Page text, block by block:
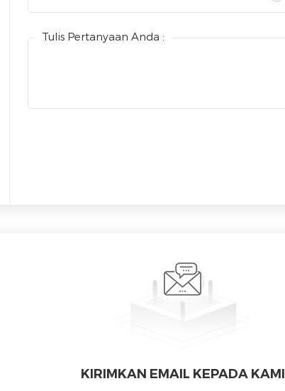
Tulis Pertanyaan Anda :
KIRIMKAN EMAIL KEPADA KAMI